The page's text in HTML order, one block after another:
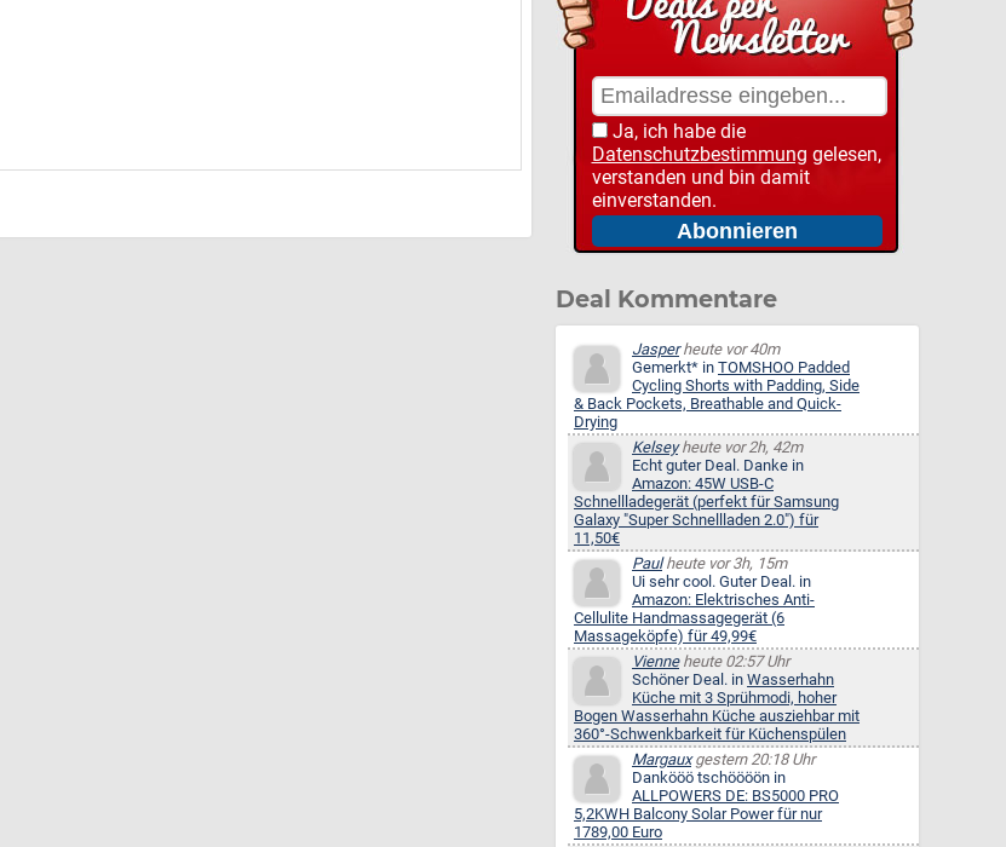
Ja, ich habe die
Datenschutzbestimmung gelesen,
verstanden und bin damit
einverstanden.
Deal Kommentare
Jasperheute vor 40m
Gemerkt* in TOMSHOO Padded
Cycling Shorts with Padding, Side
& Back Pockets, Breathable and Quick-
Drying
Kelseyheute vor 2h, 42m
Echt guter Deal. Danke in
Amazon: 45W USB-C
Schnellladegerät (perfekt für Samsung
Galaxy "Super Schnellladen 2.0") für
11,50€
Paulheute vor 3h, 15m
Ui sehr cool. Guter Deal. in
Amazon: Elektrisches Anti-
Cellulite Handmassagegerät (6
Massageköpfe) für 49,99€
Vienneheute 02:57 Uhr
Schöner Deal. in Wasserhahn
Küche mit 3 Sprühmodi, hoher
Bogen Wasserhahn Küche ausziehbar mit
360°-Schwenkbarkeit für Küchenspülen
Margauxgestern 20:18 Uhr
Dankööö tschöööön in
ALLPOWERS DE: BS5000 PRO
5,2KWH Balcony Solar Power für nur
1789,00 Euro